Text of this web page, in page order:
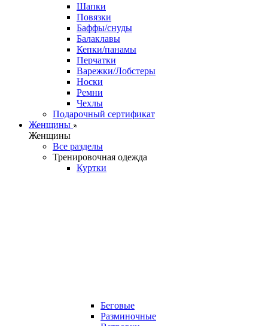
Шапки
Повязки
Баффы/снуды
Балаклавы
Кепки/панамы
Перчатки
Варежки/Лобстеры
Носки
Ремни
Чехлы
Подарочный сертификат
Женщины
Женщины
Все разделы
Тренировочная одежда
Куртки
Беговые
Разминочные